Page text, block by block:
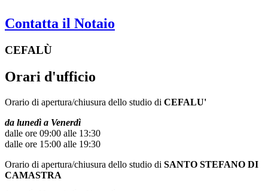
Contatta il Notaio
CEFALÙ
Orari d'ufficio
Orario di apertura/chiusura dello studio di CEFALU'
da lunedì a Venerdì
dalle ore 09:00 alle 13:30
dalle ore 15:00 alle 19:30
Orario di apertura/chiusura dello studio di SANTO STEFANO DI
CAMASTRA